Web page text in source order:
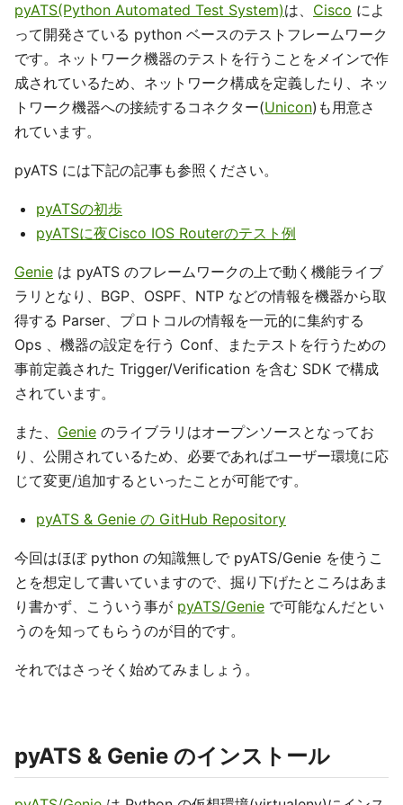
pyATS(Python Automated Test System)は、 Cisco によ
って開発さている python ベースのテストフレームワーク
です。ネットワーク機器のテストを行うことをメインで作
成されているため、ネットワーク構成を定義したり、ネッ
トワーク機器への接続するコネクター(Unicon)も用意さ
れています。
pyATS には下記の記事も参照ください。
pyATSの初歩
pyATSに夜Cisco IOS Routerのテスト例
Genie は pyATS のフレームワークの上で動く機能ライブ
ラリとなり、BGP、OSPF、NTP などの情報を機器から取
得する Parser、プロトコルの情報を一元的に集約する
Ops 、機器の設定を行う Conf、またテストを行うための
事前定義された Trigger/Verification を含む SDK で構成
されています。
また、 Genie のライブラリはオープンソースとなってお
り、公開されているため、必要であればユーザー環境に応
じて変更/追加するといったことが可能です。
pyATS & Genie の GitHub Repository
今回はほぼ python の知識無しで pyATS/Genie を使うこ
とを想定して書いていますので、掘り下げたところはあま
り書かず、こういう事が pyATS/Genie で可能なんだとい
うのを知ってもらうのが目的です。
それではさっそく始めてみましょう。
pyATS & Genie のインストール